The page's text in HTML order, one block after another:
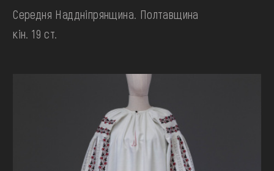
Середня Наддніпрянщина. Полтавщина
кін. 19 ст.